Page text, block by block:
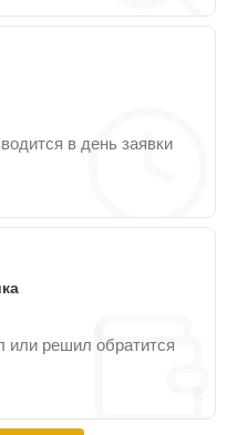
в день заявки
или решил обратится